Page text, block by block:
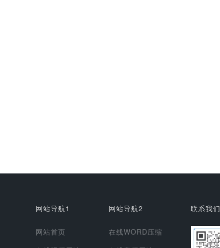
网站导航1
网站首页
网站导航2
在线WORD压缩
联系我们